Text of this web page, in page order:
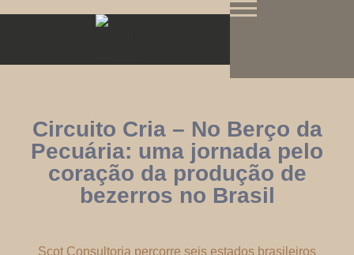
Circuito Cria – No Berço da
Pecuária: uma jornada pelo
coração da produção de
bezerros no Brasil
Scot Consultoria percorre seis estados brasileiros